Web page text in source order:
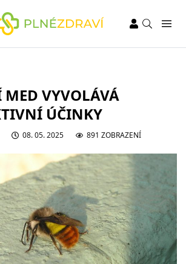
MED VYVOLÁVÁ
ÚČINKY
08. 05. 2025 891 ZOBRAZENÍ